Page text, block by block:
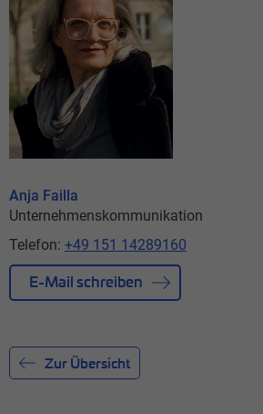
Anja Failla
Unternehmenskommunikation
Telefon: +49 151 14289160
E-Mail schreiben
Zur Übersicht